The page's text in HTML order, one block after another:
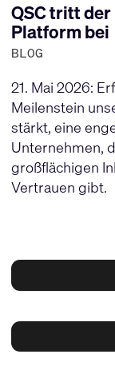
QSC tritt
Platform bei
BLOG
21. Mai 2026:
Meilenstein
stärkt, eine
Unternehmen,
großflächigen
Vertrauen gibt.